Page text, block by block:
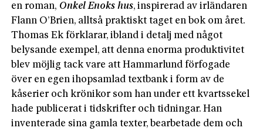
en roman, Onkel Enoks hus, inspirerad av irländaren
Flann O’Brien, alltså praktiskt taget en bok om året.
Thomas Ek förklarar, ibland i detalj med något
belysande exempel, att denna enorma produktivitet
blev möjlig tack vare att Hammarlund förfogade
över en egen ihopsamlad textbank i form av de
kåserier och krönikor som han under ett kvartssekel
hade publicerat i tidskrifter och tidningar. Han
inventerade sina gamla texter, bearbetade dem och